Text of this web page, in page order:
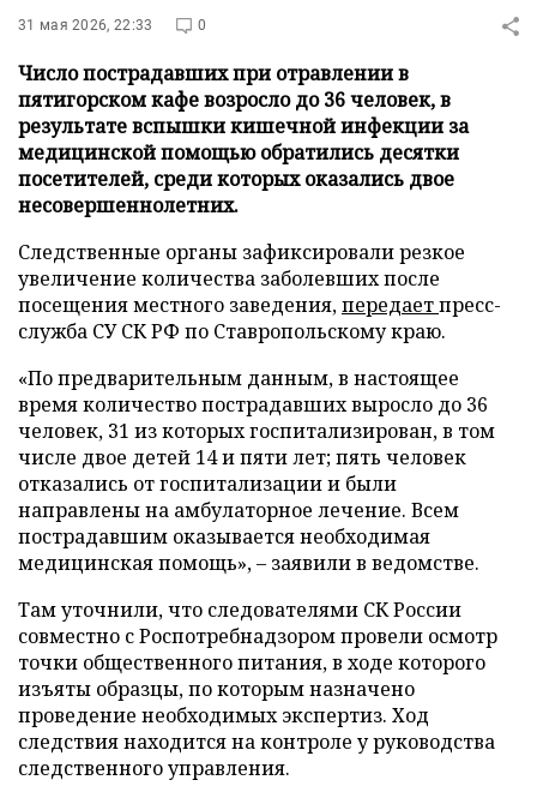
31 мая 2026, 22:33 0
Число пострадавших при отравлении в
пятигорском кафе возросло до 36 человек, в
результате вспышки кишечной инфекции за
медицинской помощью обратились десятки
посетителей, среди которых оказались двое
несовершеннолетних.
Следственные органы зафиксировали резкое
увеличение количества заболевших после
посещения местного заведения,передаетпресс-
служба СУ СК РФ по Ставропольскому краю.
«По предварительным данным, в настоящее
время количество пострадавших выросло до 36
человек, 31 из которых госпитализирован, в том
числе двое детей 14 и пяти лет; пять человек
отказались от госпитализации и были
направлены на амбулаторное лечение. Всем
пострадавшим оказывается необходимая
медицинская помощь», – заявили в ведомстве.
Там уточнили, что следователями СК России
совместно с Роспотребнадзором провели осмотр
точки общественного питания, в ходе которого
изъяты образцы, по которым назначено
проведение необходимых экспертиз. Ход
следствия находится на контроле у руководства
следственного управления.